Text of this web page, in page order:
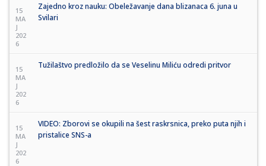
15
MA
J
202
6
Zajedno kroz nauku: Obeležavanje dana blizanaca 6. juna u
Svilari
15
MA
J
202
6
Tužilaštvo predložilo da se Veselinu Miliću odredi pritvor
15
MA
J
202
6
VIDEO: Zborovi se okupili na šest raskrsnica, preko puta njih i
pristalice SNS-a